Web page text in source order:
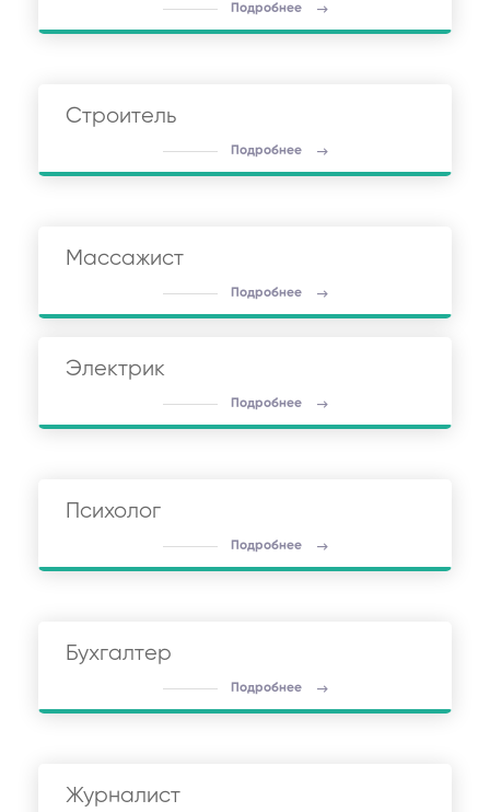
Подробнее
Строитель
Подробнее
Массажист
Подробнее
Электрик
Подробнее
Психолог
Подробнее
Бухгалтер
Подробнее
Журналист